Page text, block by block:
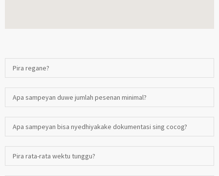
Pira regane?
Apa sampeyan duwe jumlah pesenan minimal?
Apa sampeyan bisa nyedhiyakake dokumentasi sing cocog?
Pira rata-rata wektu tunggu?